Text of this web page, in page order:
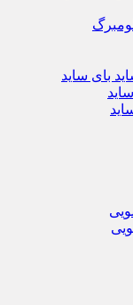
بای ساید